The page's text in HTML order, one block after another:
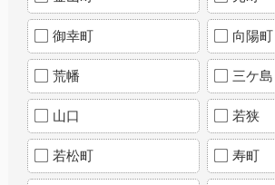
御幸町 向陽町
荒幡 三ケ島
山口 若狭
若松町 寿町